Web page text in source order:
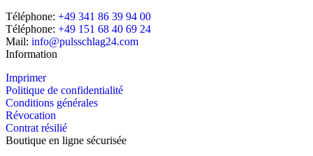
Téléphone: +49 341 86 39 94 00
Téléphone: +49 151 68 40 69 24
Mail: info@pulsschlag24.com
Information
Imprimer
Politique de confidentialité
Conditions générales
Révocation
Contrat résilié
Boutique en ligne sécurisée